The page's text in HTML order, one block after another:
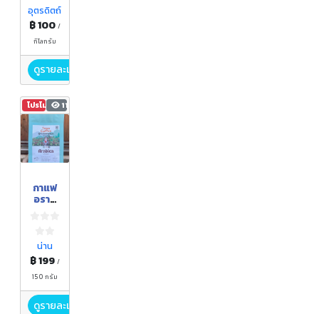
อุตรดิตถ์
฿ 100 /
กิโลกรัม
ดูรายละเอียด
โปรโมชัน 117
กาแฟ
อราบิ
บด
น่าน
฿ 199 /
150 กรัม
ดูรายละเอียด